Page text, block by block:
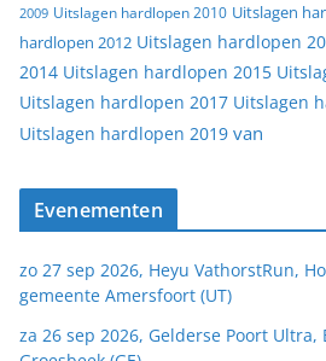
2009 Uitslagen hardlopen 2010 Uitslagen
hardlopen 2012 Uitslagen hardlopen
2014 Uitslagen hardlopen 2015
Uitslagen hardlopen 2017 Uitslagen
Uitslagen hardlopen 2019 van
Evenementen
zo 27 sep 2026, Heyu VathorstRun,
gemeente Amersfoort (UT)
za 26 sep 2026, Gelderse Poort